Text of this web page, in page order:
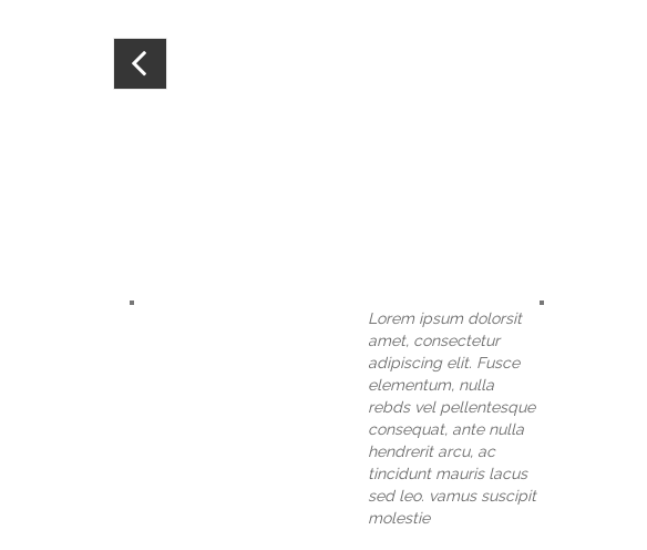
Lorem ipsum dolorsit
amet, consectetur
adipiscing elit. Fusce
elementum, nulla
rebds vel pellentesque
consequat, ante nulla
hendrerit arcu, ac
tincidunt mauris lacus
sed leo. vamus suscipit
molestie